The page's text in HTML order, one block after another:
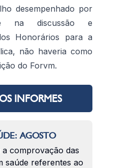
desempenhado por
na discussão e
Honorários para a
não haveria como
do Forvm.
INFORMES
AGOSTO
comprovação das
saúde referentes ao